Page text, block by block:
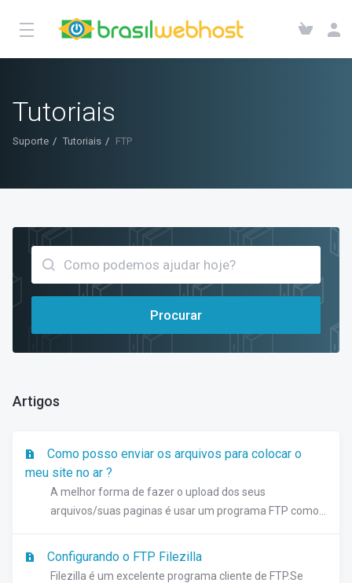
Tutoriais
Suporte Tutoriais FTP
Procurar
Artigos
Como posso enviar os arquivos para colocar o
meu site no ar ?
A melhor forma de fazer o upload dos seus
arquivos/suas paginas é usar um programa FTP como...
Configurando o FTP Filezilla
Filezilla é um excelente programa cliente de FTP.Se